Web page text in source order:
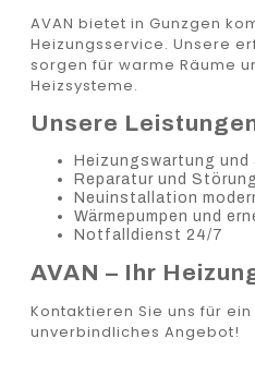
AVAN bietet in Gunzgen
Heizungsservice. Unsere
sorgen für warme Räume
Heizsysteme.
Unsere
Heizungswartung und
Reparatur und
Neuinstallation
Wärmepumpen und
Notfalldienst 24/7
AVAN – Ihr
Kontaktieren Sie uns für
unverbindliches Angebot!